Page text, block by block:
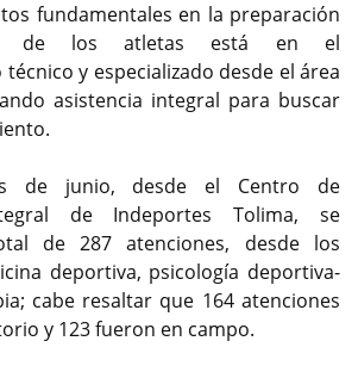
fundamentales en la preparación
de los atletas está en el
y especializado desde el área
asistencia integral para buscar
de junio, desde el Centro de
de Indeportes Tolima, se
de 287 atenciones, desde los
deportiva, psicología deportiva-
cabe resaltar que 164 atenciones
y 123 fueron en campo.